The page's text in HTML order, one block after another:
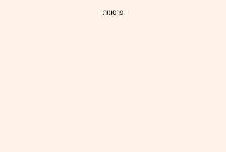
- פרסומת -